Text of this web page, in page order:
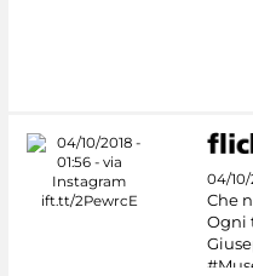
04/10/
Che
Ogni